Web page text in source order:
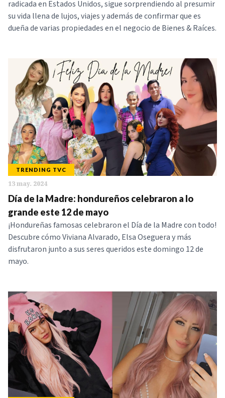
radicada en Estados Unidos, sigue sorprendiendo al presumir
su vida llena de lujos, viajes y además de confirmar que es
dueña de varias propiedades en el negocio de Bienes & Raíces.
TRENDING TVC
13 may. 2024
Día de la Madre: hondureños celebraron a lo
grande este 12 de mayo
¡Hondureñas famosas celebraron el Día de la Madre con todo!
Descubre cómo Viviana Alvarado, Elsa Oseguera y más
disfrutaron junto a sus seres queridos este domingo 12 de
mayo.